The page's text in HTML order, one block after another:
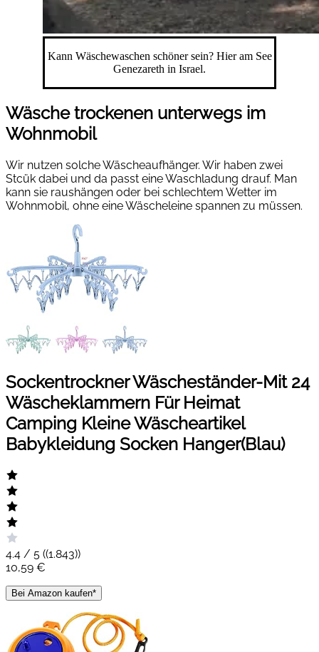
Kann Wäschewaschen schöner sein? Hier am See
Genezareth in Israel.
Wäsche trockenen unterwegs im
Wohnmobil
Wir nutzen solche Wäscheaufhänger. Wir haben zwei
Stcük dabei und da passt eine Waschladung drauf. Man
kann sie raushängen oder bei schlechtem Wetter im
Wohnmobil, ohne eine Wäscheleine spannen zu müssen.
Sockentrockner Wäscheständer-Mit 24
Wäscheklammern Für Heimat
Camping Kleine Wäscheartikel
Babykleidung Socken Hanger(Blau)
4.4 / 5 ((1.843))
10,59 €
Bei Amazon kaufen*